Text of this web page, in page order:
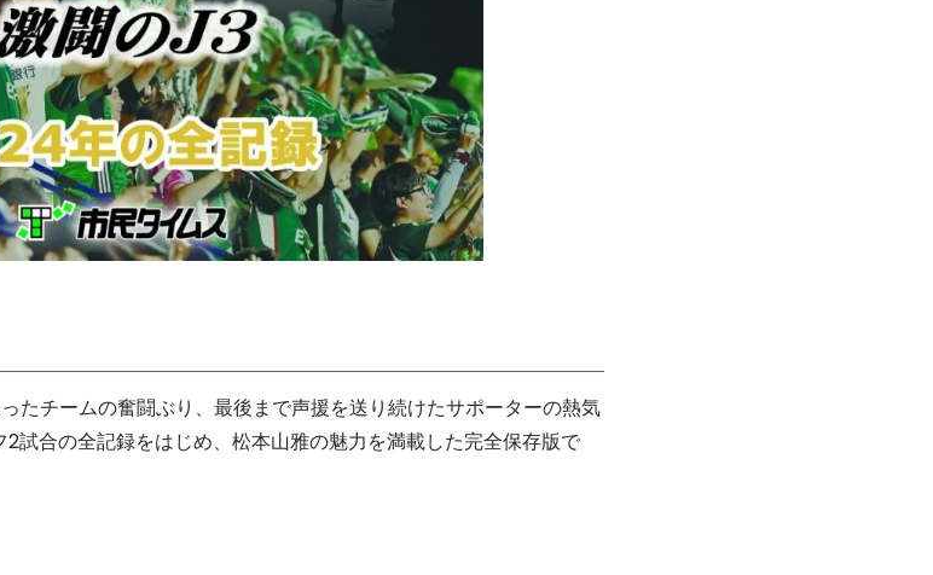
たチームの奮闘ぶり、最後まで声援を送り続けたサポーターの熱気
試合の全記録をはじめ、松本山雅の魅力を満載した完全保存版で